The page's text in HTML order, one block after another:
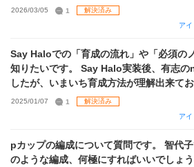
（基本添付した画像の編成でボーカル育
は基本絆＋7、美琴とはるきにはボ
以外の強化練習 ↓ ファーストライブまで
ファーストライブLeaderを受ける ↓ ダン
限upのライブ ↓歌姫と七彩を受けれるよ
↓ 総合能力強化練習3回 ↓ ファイナルライ
行方】あさひ、トワコレはづき Pは全体札持ってるパラコレ
美琴がいいかな？と思い、Sは強そうなサ
ンタジーの灯織サポも引くかもしれない
りかも…？ とりあえず、どんなサポ選べ
せん。 ② EXスキル普通にどれをつければ
目指せばいいんでしょうか？
2026/03/05 1
解決済み
ア
Say Haloでの「育成の流れ」や「必須の
知りたいです。 Say Halo実装後、有志のnoteなどを読みま
したが、いまいち育成方法が理解出来て
成に踏み込めていません。 現在、グレ６滞在～たまにグレ７
○◎ ・スロースターター ・スタートダッ
リィ ・上限+,++,+++（Vo Da Vi） ・アピ
2025/01/07 1
解決済み
ア
pカップの編成について質問です。 智代
のような編成、何極にすればいいでしょ